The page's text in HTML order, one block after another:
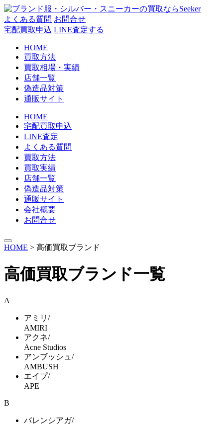
コ
ン
テ
よくある質問 お問合せ
宅配買取申込 LINE査定する
HOME
買取方法
買取相場・実績
店舗一覧
偽造品対策
通販サイト
HOME
宅配買取申込
LINE査定
よくある質問
買取方法
買取実績
店舗一覧
偽造品対策
通販サイト
会社概要
お問合せ
HOME > 高価買取ブランド
高価買取ブランド一覧
A
アミリ/
AMIRI
アクネ/
Acne Studios
アンブッシュ/
AMBUSH
エイプ/
APE
B
バレンシアガ/